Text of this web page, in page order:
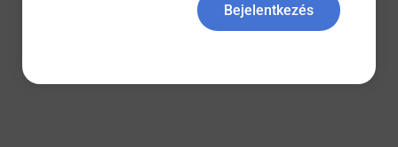
All rights reservedBejelentkezés